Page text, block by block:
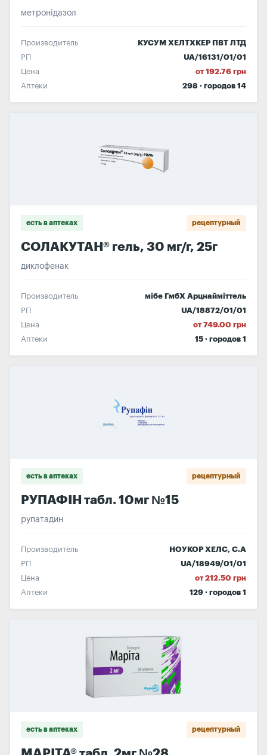
метронідазол
Производитель
КУСУМ ХЕЛТХКЕР ПВТ ЛТД
РП
UA/16131/01/01
Цена
от 192.76 грн
Аптеки
298 · городов 14
есть в аптеках рецептурный
СОЛАКУТАН® гель, 30 мг/г, 25г
диклофенак
Производитель
мібе ГмбХ Арцнайміттель
РП
UA/18872/01/01
Цена
от 749.00 грн
Аптеки
15 · городов 1
есть в аптеках рецептурный
РУПАФІН табл. 10мг №15
рупатадин
Производитель
НОУКОР ХЕЛС, С.А
РП
UA/18949/01/01
Цена
от 212.50 грн
Аптеки
129 · городов 1
есть в аптеках рецептурный